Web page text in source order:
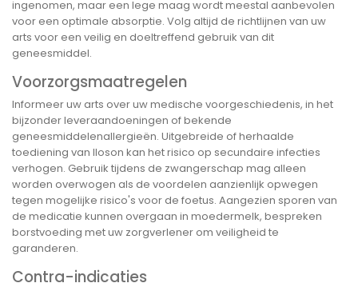
ingenomen, maar een lege maag wordt meestal aanbevolen
voor een optimale absorptie. Volg altijd de richtlijnen van uw
arts voor een veilig en doeltreffend gebruik van dit
geneesmiddel.
Voorzorgsmaatregelen
Informeer uw arts over uw medische voorgeschiedenis, in het
bijzonder leveraandoeningen of bekende
geneesmiddelenallergieën. Uitgebreide of herhaalde
toediening van Iloson kan het risico op secundaire infecties
verhogen. Gebruik tijdens de zwangerschap mag alleen
worden overwogen als de voordelen aanzienlijk opwegen
tegen mogelijke risico's voor de foetus. Aangezien sporen van
de medicatie kunnen overgaan in moedermelk, bespreken
borstvoeding met uw zorgverlener om veiligheid te
garanderen.
Contra-indicaties